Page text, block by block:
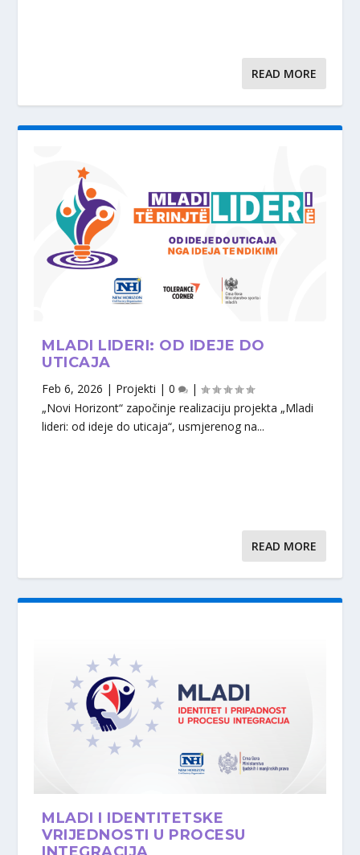
READ MORE
MLADI LIDERI: OD IDEJE DO
UTICAJA
Feb 6, 2026 | Projekti |0
|
„Novi Horizont“ započinje realizaciju projekta „Mladi
lideri: od ideje do uticaja“, usmjerenog na...
READ MORE
MLADI I IDENTITETSKE
VRIJEDNOSTI U PROCESU